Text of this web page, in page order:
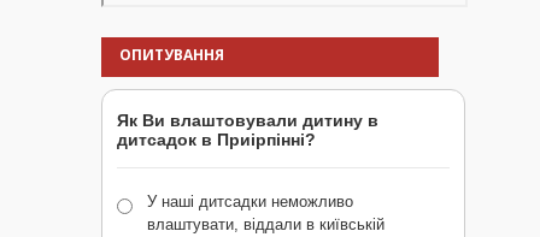
ОПИТУВАННЯ
Як Ви влаштовували дитину в
дитсадок в Приірпінні?
У наші дитсадки неможливо
влаштувати, віддали в київській